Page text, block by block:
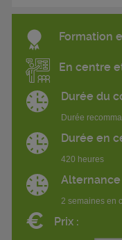
Formation
En centre
Durée du
Durée
Durée en
420 heures
2 semaines en
€ Prix :